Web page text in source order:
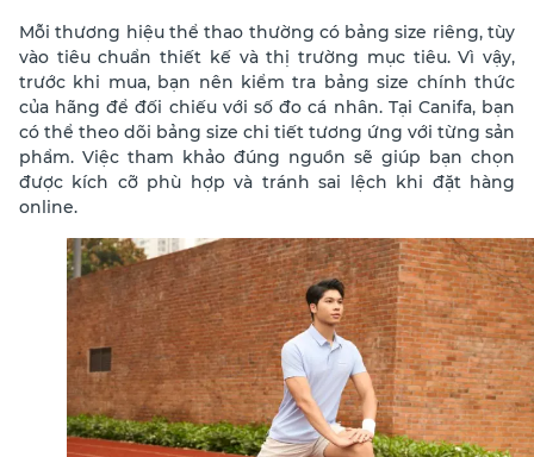
Mỗi thương hiệu thể thao thường có bảng size riêng, tùy
vào tiêu chuẩn thiết kế và thị trường mục tiêu. Vì vậy,
trước khi mua, bạn nên kiểm tra bảng size chính thức
của hãng để đối chiếu với số đo cá nhân. Tại Canifa, bạn
có thể theo dõi bảng size chi tiết tương ứng với từng sản
phẩm. Việc tham khảo đúng nguồn sẽ giúp bạn chọn
được kích cỡ phù hợp và tránh sai lệch khi đặt hàng
online.